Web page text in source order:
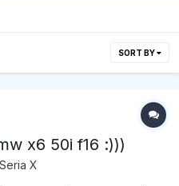
SORT BY
x6 50i f16 :)))
Seria X